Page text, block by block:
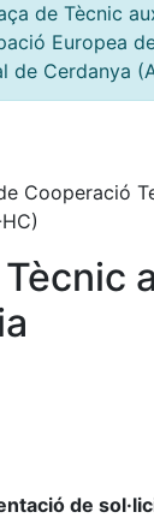
de Tècnic
Europea
de Cerdanya
Cooperació
de